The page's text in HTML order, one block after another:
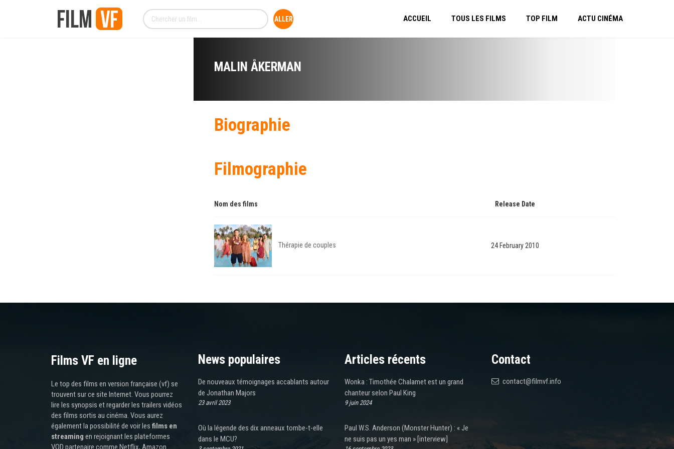
ACCUEIL TOUS LES FILMS TOP FILM ACTU CINÉMA
MALIN ÅKERMAN
Biographie
Filmographie
Nom des films Release Date
Thérapie de couples 24 February 2010
Films VF en ligne
Le top des films en version française (vf) se
trouvent sur ce site Internet. Vous pourrez
lire les synopsis et regarder les trailers vidéos
des films sortis au cinéma. Vous aurez
également la possibilité de voir les films en
streaming en rejoignant les plateformes
VOD partenaire comme Netflix, Amazon
News populaires
De nouveaux témoignages accablants autour
de Jonathan Majors
23 avril 2023
Où la légende des dix anneaux tombe-t-elle
dans le MCU?
Articles récents
Wonka : Timothée Chalamet est un grand
chanteur selon Paul King
9 juin 2024
Paul W.S. Anderson (Monster Hunter) : « Je
ne suis pas un yes man » [interview]
Contact
contact@filmvf.info